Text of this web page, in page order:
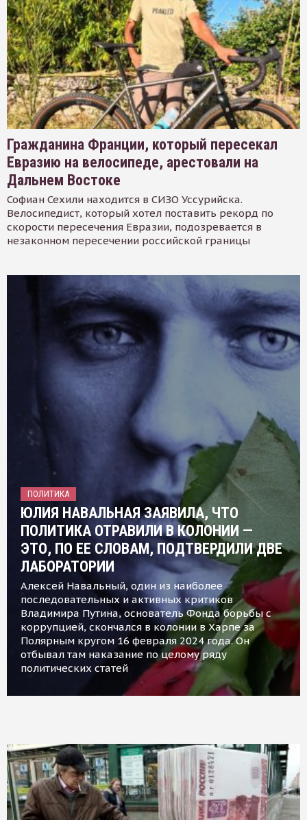
Гражданина Франции, который пересекал
Евразию на велосипеде, арестовали на
Дальнем Востоке
Софиан Сехили находится в СИЗО Уссурийска.
Велосипедист, который хотел поставить рекорд по
скорости пересечения Евразии, подозревается в
незаконном пересечении российской границы
ПОЛИТИКА
ЮЛИЯ НАВАЛЬНАЯ ЗАЯВИЛА, ЧТО
ПОЛИТИКА ОТРАВИЛИ В КОЛОНИИ —
ЭТО, ПО ЕЕ СЛОВАМ, ПОДТВЕРДИЛИ ДВЕ
ЛАБОРАТОРИИ
Алексей Навальный, один из наиболее
последовательных и активных критиков
Владимира Путина, основатель Фонда борьбы с
коррупцией, скончался в колонии в Харпе за
Полярным кругом 16 февраля 2024 года. Он
отбывал там наказание по целому ряду
политических статей